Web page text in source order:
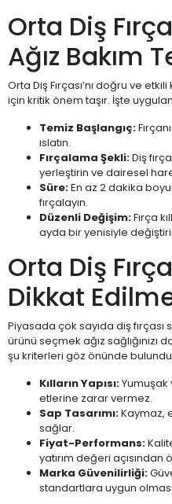
Orta Diş
Ağız Bakım
Orta Diş Fırçası’nı doğru ve
için kritik önem taşır. İşte
Temiz Başlangıç:
ıslatın.
Fırçalama Şekli:Diş
yerleştirin ve dairesel
Süre:En az 2 dakika
fırçalayın.
Düzenli Değişim:Fırça
ayda bir yenisiyle
Orta Diş
Dikkat
Piyasada çok sayıda diş
ürünü seçmek ağız
şu kriterleri göz önünde
Kılların Yapısı:Yumuşak
etlerine zarar vermez.
Sap Tasarımı:Kaymaz,
sağlar.
Fiyat-Performans:
yatırım değeri açısından
Marka Güvenilirliği:
standartlara uygun